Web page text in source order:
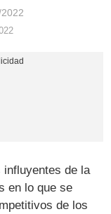
influyentes de la
en lo que se
de los